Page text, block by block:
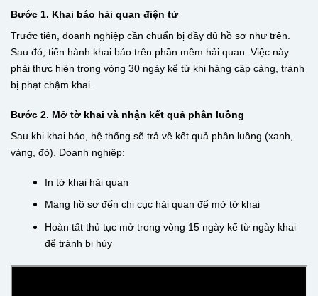
Bước 1. Khai báo hải quan điện tử
Trước tiên, doanh nghiệp cần chuẩn bị đầy đủ hồ sơ như trên.
Sau đó, tiến hành khai báo trên phần mềm hải quan. Việc này
phải thực hiện trong vòng 30 ngày kể từ khi hàng cập cảng, tránh
bị phạt chậm khai.
Bước 2. Mở tờ khai và nhận kết quả phân luồng
Sau khi khai báo, hệ thống sẽ trả về kết quả phân luồng (xanh,
vàng, đỏ). Doanh nghiệp:
In tờ khai hải quan
Mang hồ sơ đến chi cục hải quan để mở tờ khai
Hoàn tất thủ tục mở trong vòng 15 ngày kể từ ngày khai
để tránh bị hủy